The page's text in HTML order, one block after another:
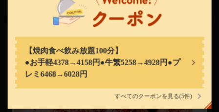
【焼肉食べ飲み放題100分】
●お手軽4378→4158円●牛繁5258→4928円●プ
レミ6468→6028円
すべてのクーポンを見る(5件)
■ 牛繁 プレミアム ■
神奈川県川崎市中原区上小田中６－２３－７森ビル１Ｆ
https://gyushige-musashinakahara.owst.jp/
お店情報をコピー